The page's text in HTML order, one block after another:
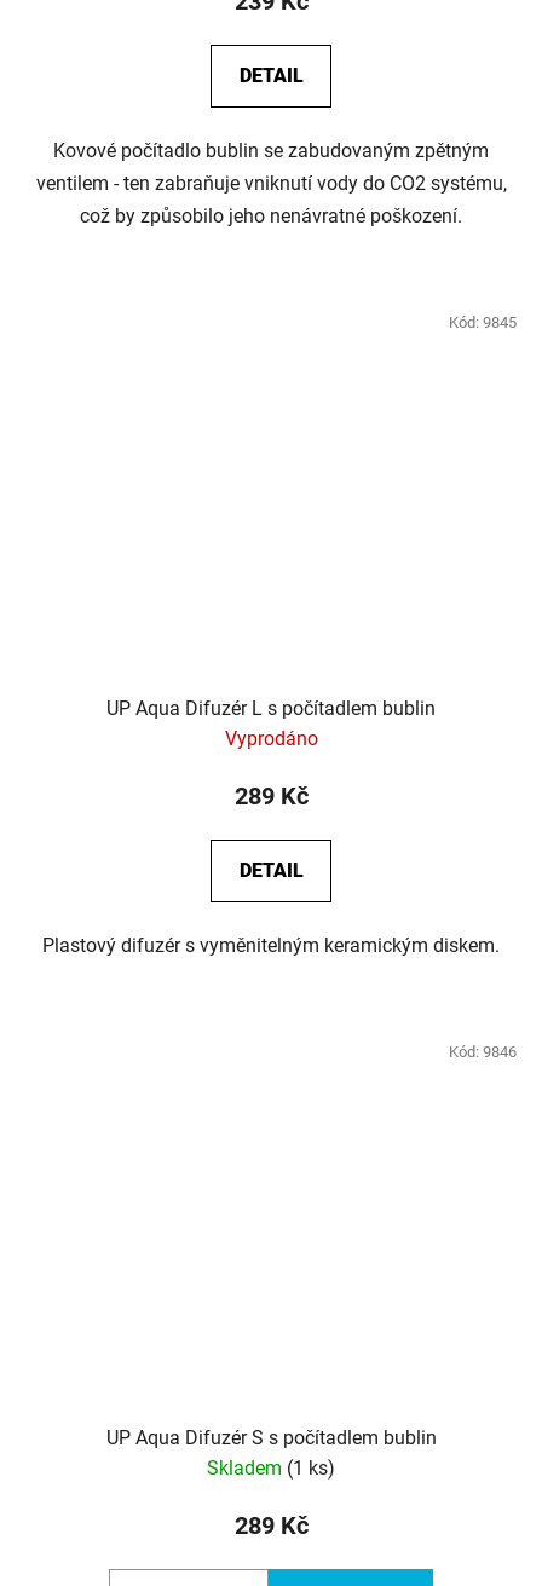
DETAIL
Kovové počítadlo bublin se zabudovaným zpětným
ventilem - ten zabraňuje vniknutí vody do CO2 systému,
což by způsobilo jeho nenávratné poškození.
UP Aqua Difuzér L s počítadlem bublin
Vyprodáno
289 Kč
DETAIL
Plastový difuzér s vyměnitelným keramickým diskem.
Kód: 9845
UP Aqua Difuzér S s počítadlem bublin
Skladem (1 ks)
289 Kč
Kód: 9846